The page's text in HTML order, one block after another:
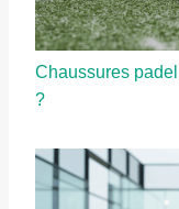
Chaussures
?